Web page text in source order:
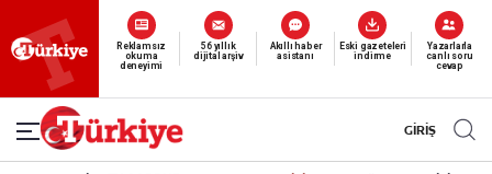
Reklamsız
okuma
deneyimi
56 yıllık
dijital arşiv
Akıllı haber
asistanı
Eski gazeteleri
indirme
Yazarlarla
canlı soru
cevap
GİRİŞ